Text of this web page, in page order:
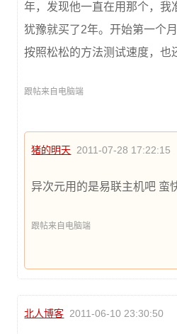
年，发现他一直在用那个，我
犹豫就买了2年。开始第一个
按照松松的方法测试速度，也
跟帖来自电脑端
猪的明天 2011-07-28 17:22:15
异次元用的是易联主机吧 蛮
跟帖来自电脑端
北人博客 2011-06-10 23:30:50